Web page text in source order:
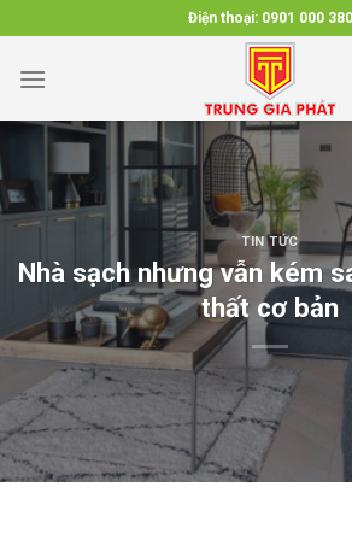
to
content
Điện thoại: 0901 000 380
TIN TỨC
Nhà sạch nhưng vẫn kém
thất cơ bản